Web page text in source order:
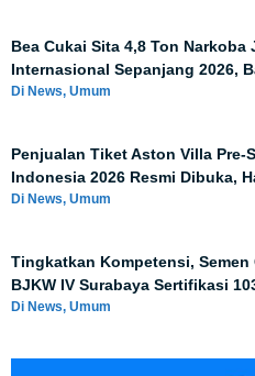
Bea Cukai Sita 4,8 Ton Narkoba
Internasional Sepanjang 2026,
Di News, Umum
Penjualan Tiket Aston Villa Pre-
Indonesia 2026 Resmi Dibuka,
Di News, Umum
Tingkatkan Kompetensi, Semen
BJKW IV Surabaya Sertifikasi
Di News, Umum